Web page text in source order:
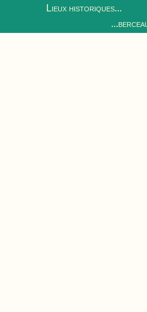
Lieux historiques...